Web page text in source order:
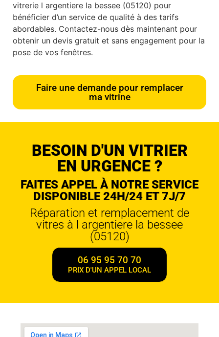
vitrerie l argentiere la bessee (05120) pour
bénéficier d’un service de qualité à des tarifs
abordables. Contactez-nous dès maintenant pour
obtenir un devis gratuit et sans engagement pour la
pose de vos fenêtres.
Faire une demande pour remplacer
ma vitrine
BESOIN D'UN VITRIER
EN URGENCE ?
FAITES APPEL À NOTRE SERVICE
DISPONIBLE 24H/24 ET 7J/7
Réparation et remplacement de
vitres à l argentiere la bessee
(05120)
06 95 95 70 70
PRIX D'UN APPEL LOCAL